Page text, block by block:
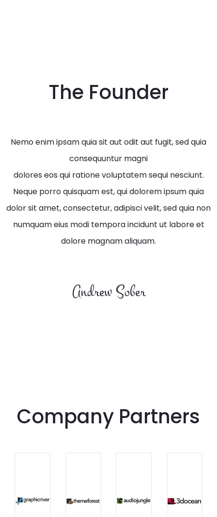
The Founder
Nemo enim ipsam quia sit aut odit aut fugit, sed quia
consequuntur magni
dolores eos qui ratione voluptatem sequi nesciunt.
Neque porro quisquam est, qui dolorem ipsumquia
dolor sit amet, consectetur, adipisci velit, sed quia non
numquam eius modi tempora incidunt ut labore et
dolore magnam aliquam.
Andrew Sober
Company Partners